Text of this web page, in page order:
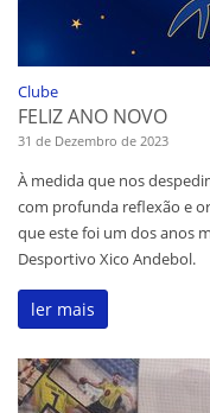
Clube
FELIZ ANO NOVO
31 de Dezembro de 2023
À medida que nos
com profunda reflexão e
que este foi um dos anos
Desportivo Xico Andebol.
ler mais